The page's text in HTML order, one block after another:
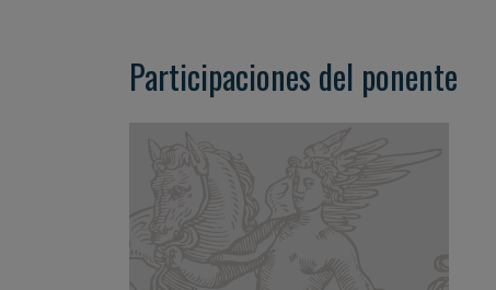
Participaciones del ponente